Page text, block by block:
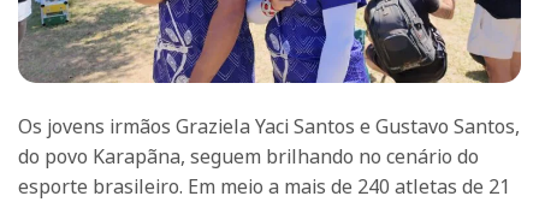
Os jovens irmãos Graziela Yaci Santos e Gustavo Santos,
do povo Karapãna, seguem brilhando no cenário do
esporte brasileiro. Em meio a mais de 240 atletas de 21